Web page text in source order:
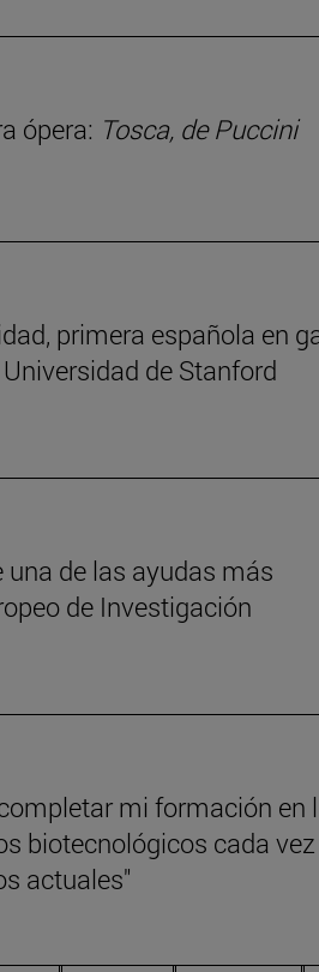
ópera: Tosca, de Puccini
primera española en
de Stanford
una de las ayudas más
de Investigación
mi formación en
biotecnológicos cada
actuales"